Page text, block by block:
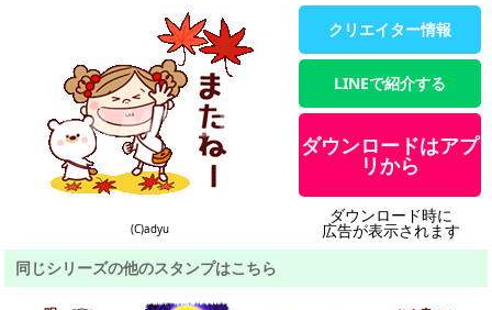
(C)adyu
クリエイター情報
LINEで紹介する
ダウンロードはアプ
リから
ダウンロード時に
広告が表示されます
同じシリーズの他のスタンプはこちら